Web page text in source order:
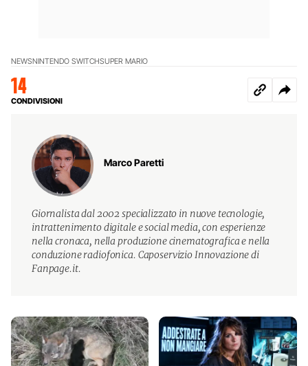
NEWSNINTENDO SWITCHSUPER MARIO
14
CONDIVISIONI
Marco Paretti
Giornalista dal 2002 specializzato in nuove tecnologie,
intrattenimento digitale e social media, con esperienze
nella cronaca, nella produzione cinematografica e nella
conduzione radiofonica. Caposervizio Innovazione di
Fanpage.it.